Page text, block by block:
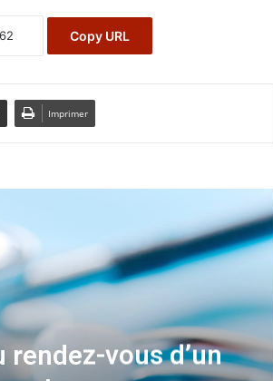
Copy URL
Imprimer
vous d’un